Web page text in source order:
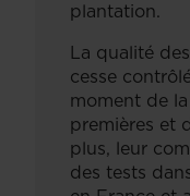
plantation.
La qualité
cesse
moment de
premières et
plus, leur
des tests